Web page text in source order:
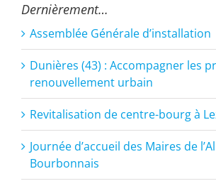
Dernièrement…
Assemblée Générale d’installation
Dunières (43) : Accompagner les
renouvellement urbain
Revitalisation de centre-bourg à
Journée d’accueil des Maires de
Bourbonnais